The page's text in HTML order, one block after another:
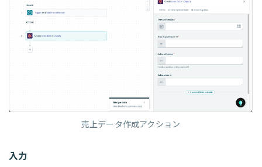
売上データ作成アクション
入力